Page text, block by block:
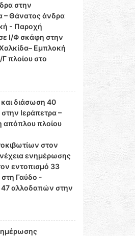
στην
– Θάνατος άνδρα
- Παροχή
Ι/Φ σκάφη στην
Εμπλοκή
πλοίου στο
διάσωση 40
Ιεράπετρα –
απόπλου πλοίου
στον
ενημέρωσης
εντοπισμό 33
Γαύδο -
47 αλλοδαπών στην